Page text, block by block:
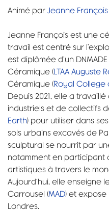
Animé parJeanne François
Jeanne François est une
travail est centré sur
est diplômée d’un
Céramique (LTAA Auguste
Céramique (Royal College
Depuis 2021, elle a
industriels et de collectifs
Earth) pour utiliser dans
sols urbains excavés de
sculptural se nourrit par
notamment en participant
artistiques à travers le
Aujourd’hui, elle enseigne
Carrousel (MAD) et
Londres.